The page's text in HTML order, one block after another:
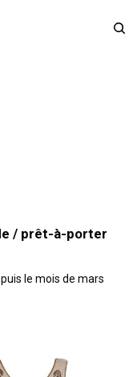
/ prêt-à-porter
le mois de mars